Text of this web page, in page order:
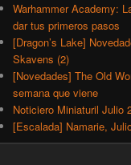
Warhammer Academy:
dar tus primeros pasos
[Dragon’s Lake]
Skavens (2)
[Novedades] The Old
semana que viene
Noticiero Miniaturil Julio
[Escalada] Namarie,